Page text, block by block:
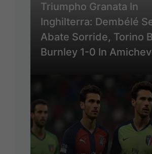
Triumpho Granata In
Inghilterra: Dembélé
Abate Sorride, Torino
Burnley 1-0 In